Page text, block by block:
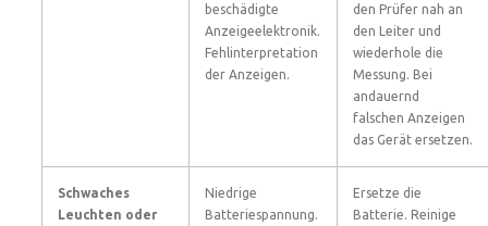
beschädigte
Anzeigeelektronik.
Fehlinterpretation
der Anzeigen.
den Prüfer nah an
den Leiter und
wiederhole die
Messung. Bei
andauernd
falschen Anzeigen
das Gerät ersetzen.
Schwaches
Leuchten oder
Niedrige
Batteriespannung.
Ersetze die
Batterie. Reinige